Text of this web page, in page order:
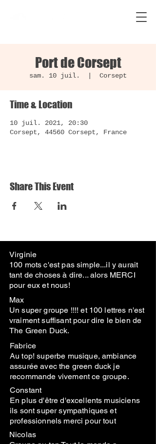
Port de Corsept
sam. 10 juil. Corsept
Time & Location
10 juil. 2021, 20:30
Corsept, 44560 Corsept, France
Share This Event
Virginie
100 mots c'est pas simple...il y aurait
tant de choses à dire... alors MERCI
pour eux et nous!
Max
Un super groupe !!!! et 100 lettres n'est
vraiment suffisant pour dire le bien de
The Green Duck.
Fabrice
Au top! superbe musique, ambiance
assurée avec the green duck je
recommande vivement ce groupe.
Constant
En plus d'être d'excellents musiciens
ils sont super sympathiques et
professionnels merci pour tout
Nicolas